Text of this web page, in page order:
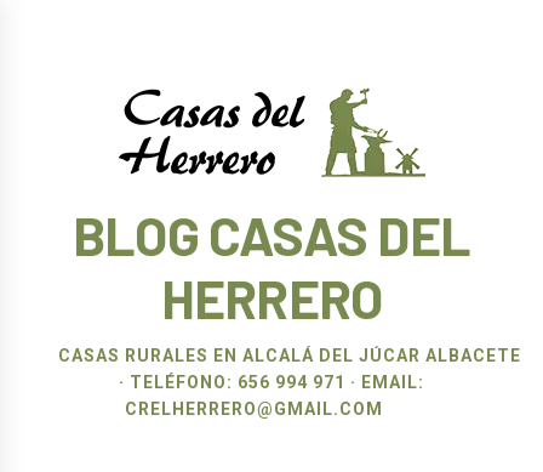
BLOG CASAS DEL
HERRERO
CASAS RURALES EN ALCALÁ DEL JÚCAR ALBACETE
· TELÉFONO: 656 994 971 · EMAIL:
CRELHERRERO@GMAIL.COM